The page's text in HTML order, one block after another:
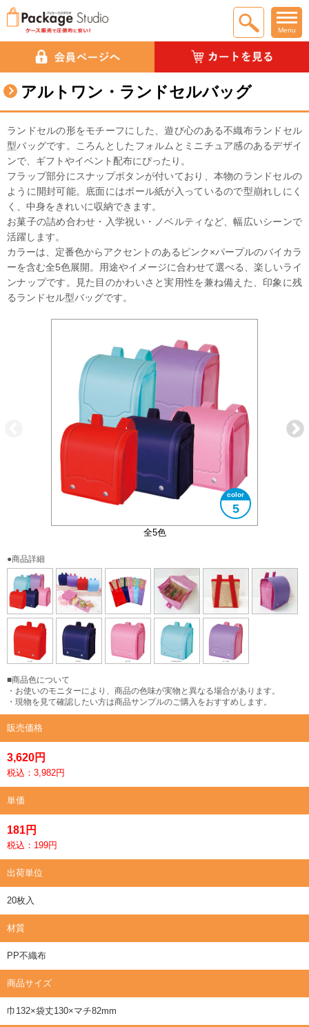
Menu
アルトワン・ランドセルバッグ
ランドセルの形をモチーフにした、遊び心のある不織布ランドセル
型バッグです。ころんとしたフォルムとミニチュア感のあるデザイ
ンで、ギフトやイベント配布にぴったり。
フラップ部分にスナップボタンが付いており、本物のランドセルの
ように開封可能。底面にはボール紙が入っているので型崩れしにく
く、中身をきれいに収納できます。
お菓子の詰め合わせ・入学祝い・ノベルティなど、幅広いシーンで
活躍します。
カラーは、定番色からアクセントのあるピンク×パープルのバイカラ
ーを含む全5色展開。用途やイメージに合わせて選べる、楽しいライ
ンナップです。見た目のかわいさと実用性を兼ね備えた、印象に残
るランドセル型バッグです。
全5色
5
入学・進学のお祝いにおすすめ！
開いた状態での納品となります
使用イメージ
バッグ裏面
パープルのみバイカラーとなります
●商品詳細
■商品色について
・お使いのモニターにより、商品の色味が実物と異なる場合があります。
・現物を見て確認したい方は商品サンプルのご購入をおすすめします。
販売価格
3,620円
税込：3,982円
単価
181円
税込：199円
出荷単位
20枚入
材質
PP不織布
商品サイズ
巾132×袋丈130×マチ82mm